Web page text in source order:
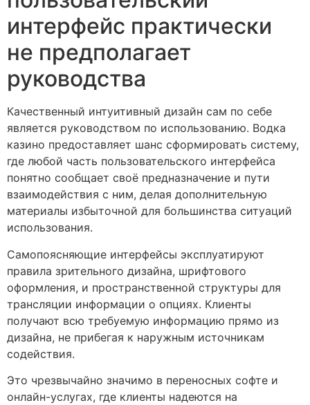
интерфейс практически
не предполагает
руководства
Качественный интуитивный дизайн сам по себе
является руководством по использованию. Водка
казино предоставляет шанс сформировать систему,
где любой часть пользовательского интерфейса
понятно сообщает своё предназначение и пути
взаимодействия с ним, делая дополнительную
материалы избыточной для большинства ситуаций
использования.
Самопоясняющие интерфейсы эксплуатируют
правила зрительного дизайна, шрифтового
оформления, и пространственной структуры для
трансляции информации о опциях. Клиенты
получают всю требуемую информацию прямо из
дизайна, не прибегая к наружным источникам
содействия.
Это чрезвычайно значимо в переносных софте и
онлайн-услугах, где клиенты надеются на